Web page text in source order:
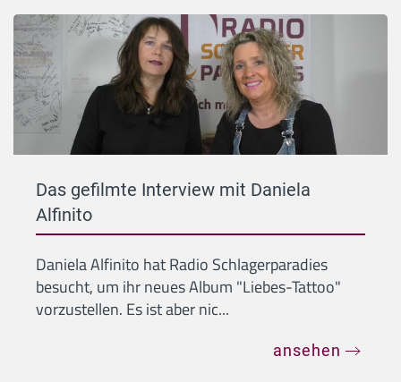
Das gefilmte Interview mit Daniela
Alfinito
Daniela Alfinito hat Radio Schlagerparadies
besucht, um ihr neues Album "Liebes-Tattoo"
vorzustellen. Es ist aber nic...
ansehen